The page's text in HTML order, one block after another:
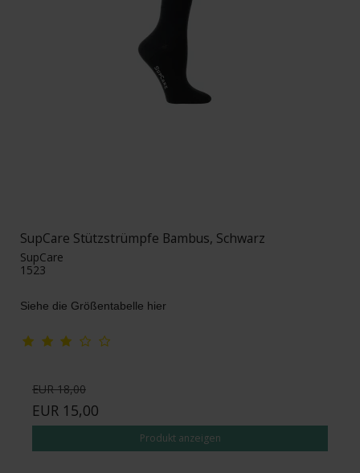
SupCare Stützstrümpfe Bambus, Schwarz
SupCare
1523
Siehe die Größentabelle hier
EUR 18,00
EUR 15,00
Produkt anzeigen